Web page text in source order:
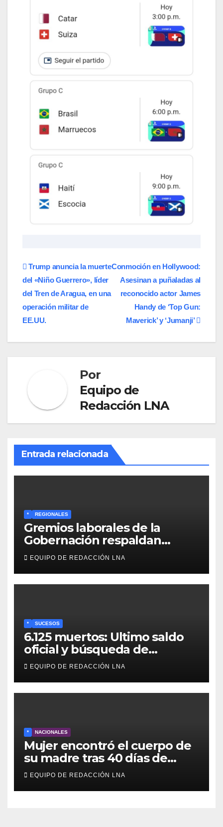
Navegación
de
entradas
​Conmoción en Hollywood:
Asesinan a puñaladas al
reconocido actor James
Handy de ‘Top Gun:
Maverick’ y ‘Jumanji’
Trump anuncia la muerte
del «Niño Guerrero», líder
del Tren de Aragua, en una
operación militar de
EE.UU.
Por
Equipo de
Redacción LNA
Entrada relacionada
* REGIONALES
Gremios laborales de la
Gobernación respaldan
propuesta de Bono
Recreativo de 100 dólares
para jubilados, pensionados y
EQUIPO DE REDACCIÓN LNA
* SUCESOS
6.125 muertos: Ultimo saldo
oficial y búsqueda de
cadáveres continúa entre los
escombros
EQUIPO DE REDACCIÓN LNA
* NACIONALES
Mujer encontró el cuerpo de
su madre tras 40 días de
búsqueda en Tanaguarena
EQUIPO DE REDACCIÓN LNA